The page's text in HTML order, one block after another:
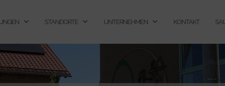
STANDORTE UNTERNEHMEN KONTAKT